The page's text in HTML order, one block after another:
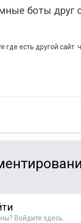
боты друг
есть другой сайт
Войдите здесь.